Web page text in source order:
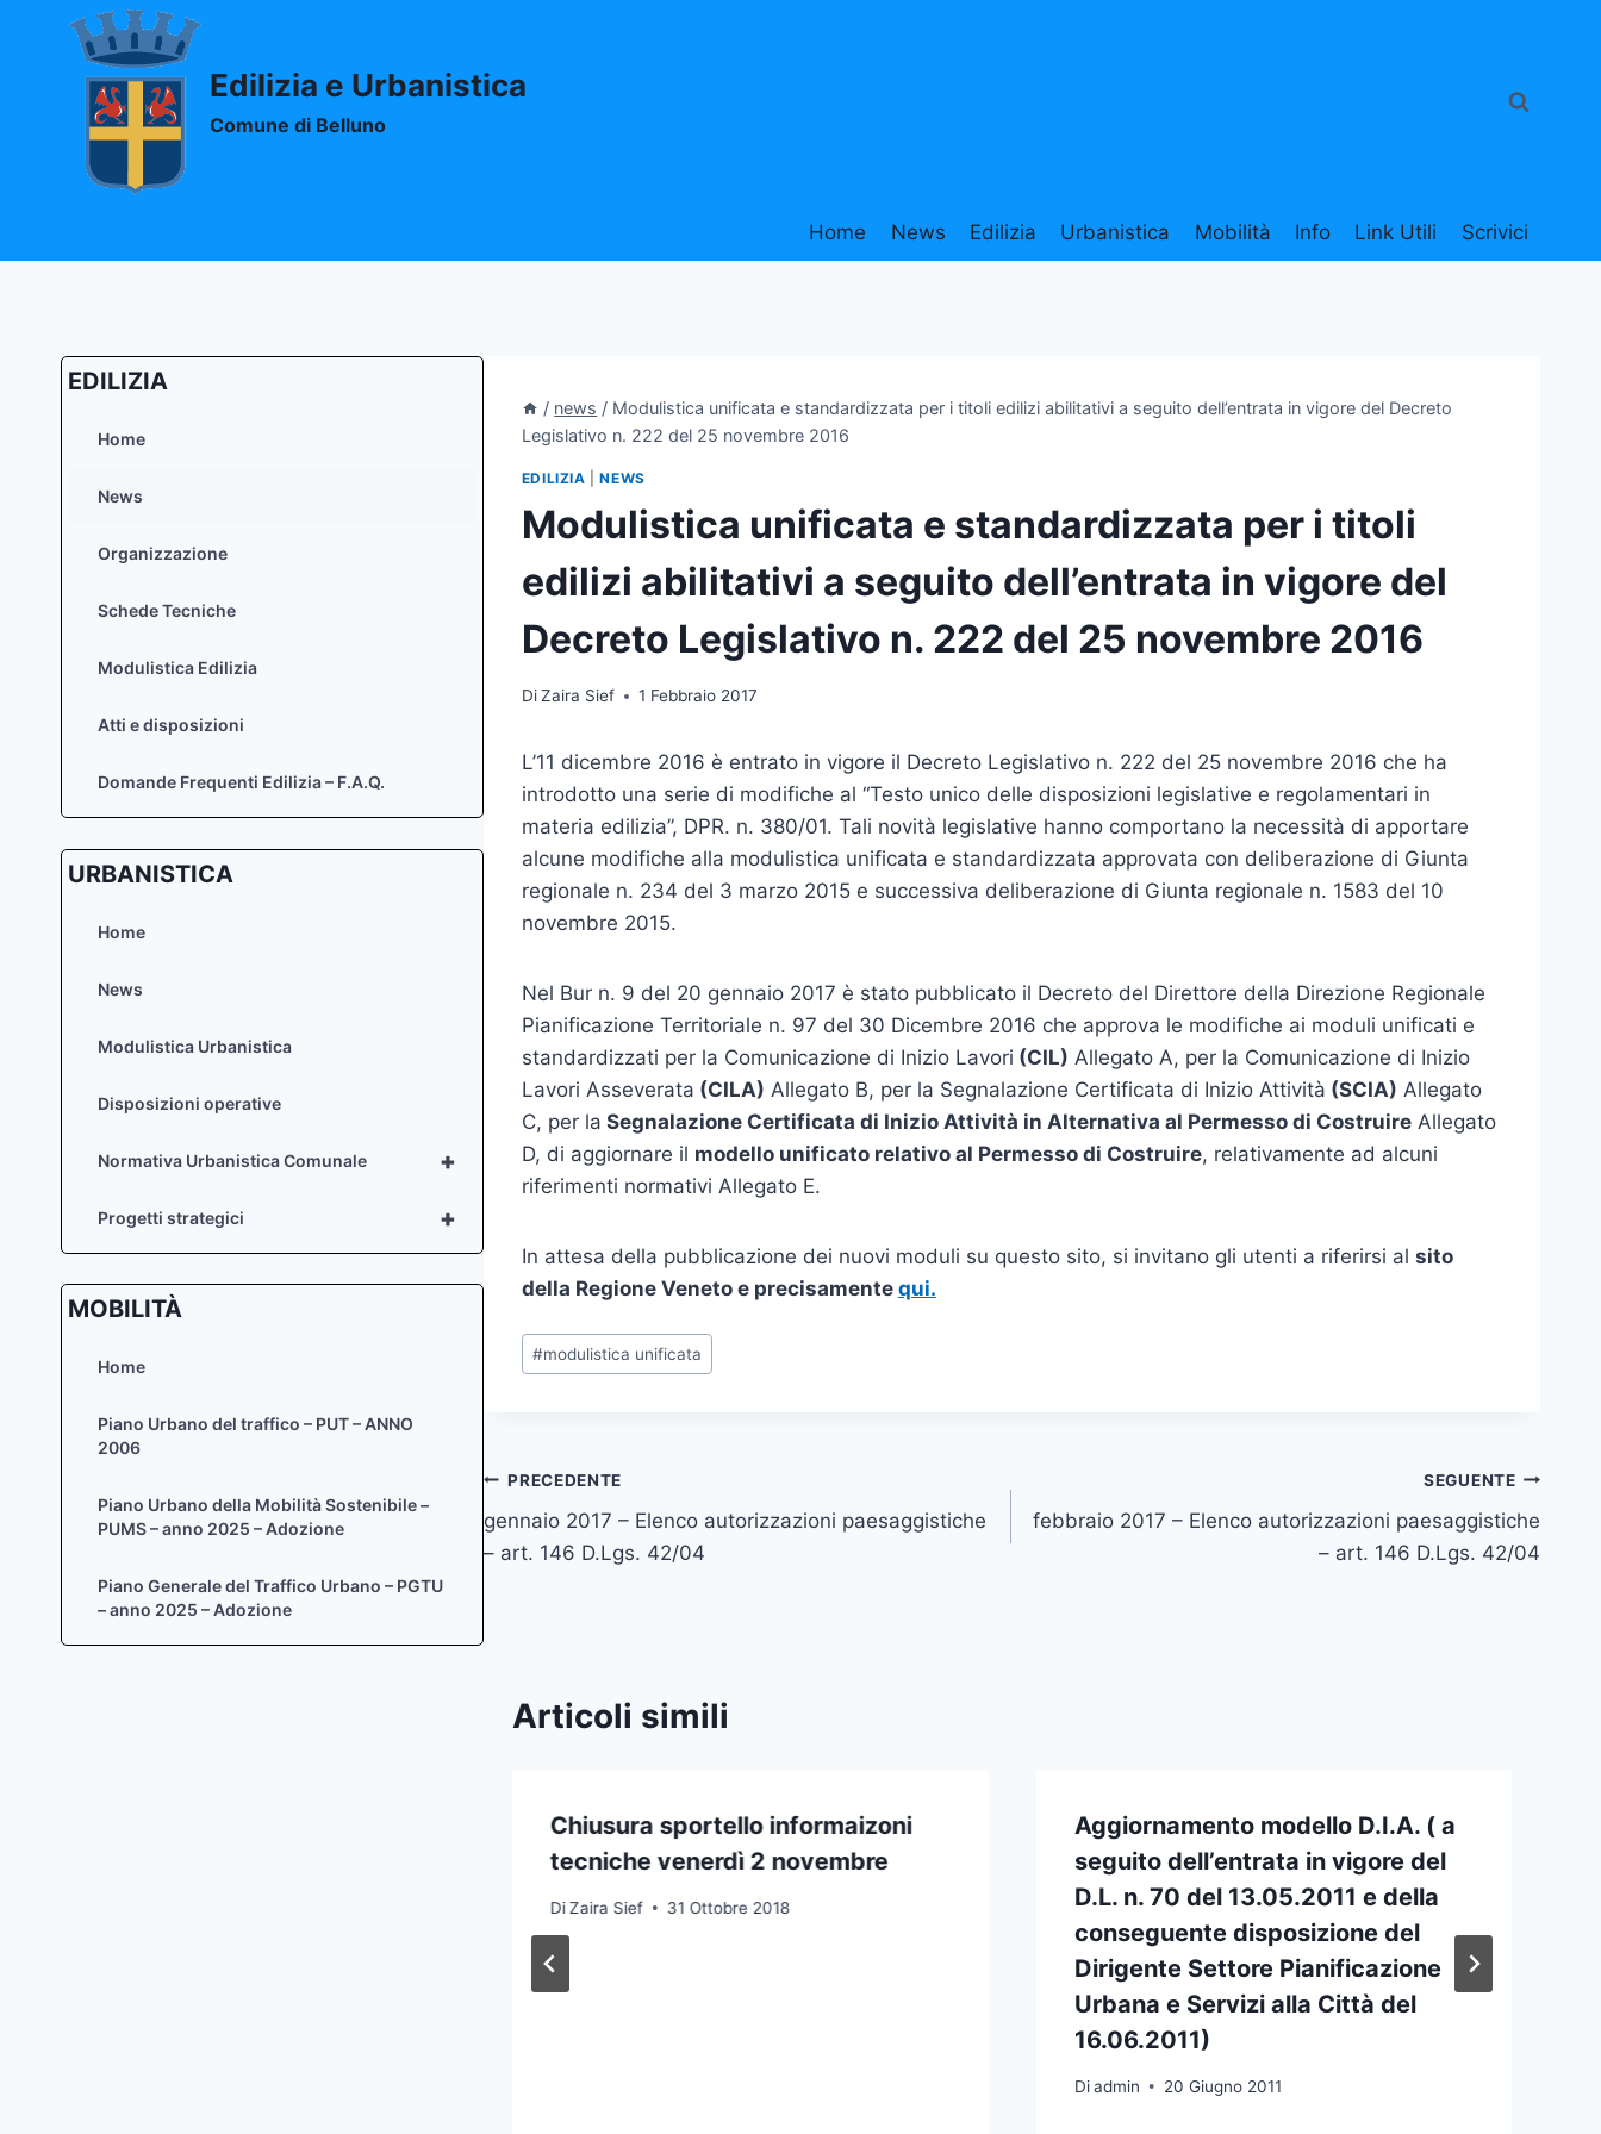
contenuto
Edilizia e Urbanistica
Comune di Belluno
Home News Edilizia Urbanistica Mobilità Info Link Utili Scrivici
/ news / Modulistica unificata e standardizzata per i titoli edilizi abilitativi a seguito dell’entrata in vigore del Decreto
Legislativo n. 222 del 25 novembre 2016
EDILIZIA |NEWS
Modulistica unificata e standardizzata per i titoli
edilizi abilitativi a seguito dell’entrata in vigore del
Decreto Legislativo n. 222 del 25 novembre 2016
DiZaira Sief 1 Febbraio 2017
L’11 dicembre 2016 è entrato in vigore il Decreto Legislativo n. 222 del 25 novembre 2016 che ha
introdotto una serie di modifiche al “Testo unico delle disposizioni legislative e regolamentari in
materia edilizia”, DPR. n. 380/01. Tali novità legislative hanno comportano la necessità di apportare
alcune modifiche alla modulistica unificata e standardizzata approvata con deliberazione di Giunta
regionale n. 234 del 3 marzo 2015 e successiva deliberazione di Giunta regionale n. 1583 del 10
novembre 2015.
Nel Bur n. 9 del 20 gennaio 2017 è stato pubblicato il Decreto del Direttore della Direzione Regionale
Pianificazione Territoriale n. 97 del 30 Dicembre 2016 che approva le modifiche ai moduli unificati e
standardizzati per la Comunicazione di Inizio Lavori (CIL) Allegato A, per la Comunicazione di Inizio
Lavori Asseverata (CILA) Allegato B, per la Segnalazione Certificata di Inizio Attività (SCIA) Allegato
C, per la Segnalazione Certificata di Inizio Attività in Alternativa al Permesso di CostruireAllegato
D, di aggiornare il modello unificato relativo al Permesso di Costruire, relativamente ad alcuni
riferimenti normativi Allegato E.
In attesa della pubblicazione dei nuovi moduli su questo sito, si invitano gli utenti a riferirsi al sito
della Regione Veneto e precisamente qui.
Tag
articolo:
#modulistica unificata
Navigazione
articoli
PRECEDENTE
gennaio 2017 – Elenco autorizzazioni paesaggistiche
– art. 146 D.Lgs. 42/04
SEGUENTE
febbraio 2017 – Elenco autorizzazioni paesaggistiche
– art. 146 D.Lgs. 42/04
Articoli simili
Chiusura sportello informaizoni
tecniche venerdì 2 novembre
DiZaira Sief 31 Ottobre 2018
Aggiornamento modello D.I.A. ( a
seguito dell’entrata in vigore del
D.L. n. 70 del 13.05.2011 e della
conseguente disposizione del
Dirigente Settore Pianificazione
Urbana e Servizi alla Città del
16.06.2011)
Di admin 20 Giugno 2011
EDILIZIA
Home
News
Organizzazione
Schede Tecniche
Modulistica Edilizia
Atti e disposizioni
Domande Frequenti Edilizia – F.A.Q.
URBANISTICA
Home
News
Modulistica Urbanistica
Disposizioni operative
+
Normativa Urbanistica Comunale
+
Progetti strategici
MOBILITÀ
Home
Piano Urbano del traffico – PUT – ANNO
2006
Piano Urbano della Mobilità Sostenibile –
PUMS – anno 2025 – Adozione
Piano Generale del Traffico Urbano – PGTU
– anno 2025 – Adozione